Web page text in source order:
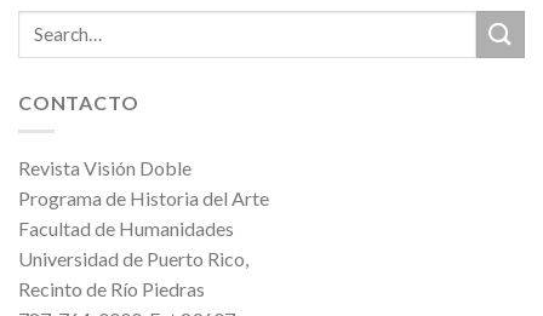
CONTACTO
Revista Visión Doble
Programa de Historia del Arte
Facultad de Humanidades
Universidad de Puerto Rico,
Recinto de Río Piedras